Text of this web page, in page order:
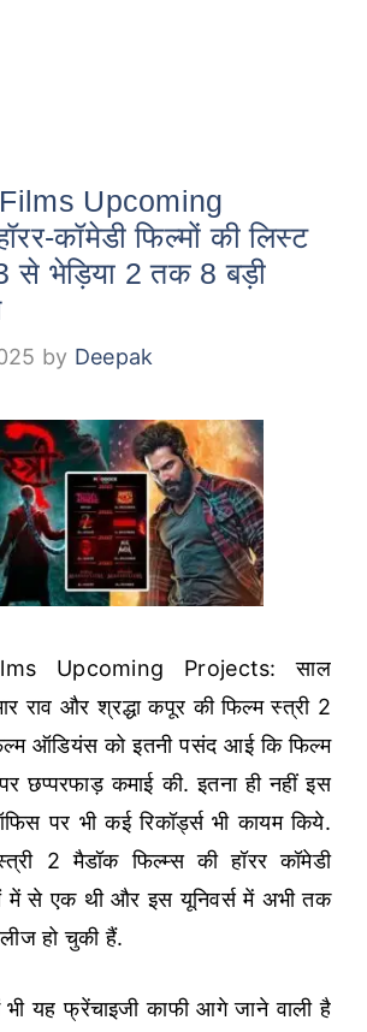
Upcoming
कॉमेडी फिल्मों की लिस्ट
से भेड़िया 2 तक 8 बड़ी
by Deepak
Upcoming Projects: साल
राव और श्रद्धा कपूर की फिल्म स्त्री 2
ऑडियंस को इतनी पसंद आई कि फिल्म
छप्परफाड़ कमाई की. इतना ही नहीं इस
पर भी कई रिकॉर्ड्स भी कायम किये.
2 मैडॉक फिल्म्स की हॉरर कॉमेडी
में से एक थी और इस यूनिवर्स में अभी तक
हो चुकी हैं.
यह फ्रेंचाइजी काफी आगे जाने वाली है